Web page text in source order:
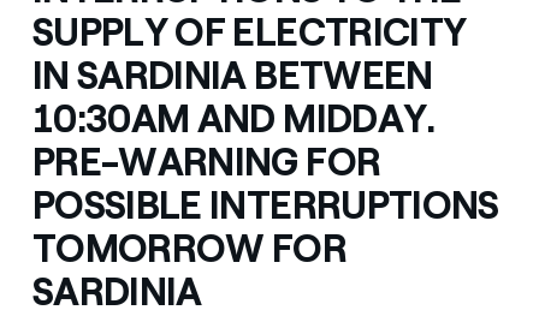
SUPPLY OF ELECTRICITY
IN SARDINIA BETWEEN
10:30AM AND MIDDAY.
PRE-WARNING FOR
POSSIBLE INTERRUPTIONS
TOMORROW FOR
SARDINIA